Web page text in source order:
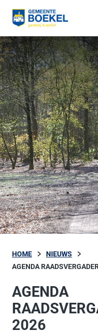
HOME
NIEUWS
AGENDA
AGENDA
2026